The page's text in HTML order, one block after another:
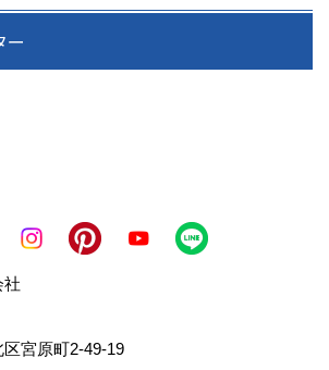
ー
社
区宮原町2-49-19